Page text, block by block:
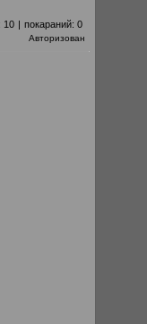
10 | покараний: 0
Авторизован